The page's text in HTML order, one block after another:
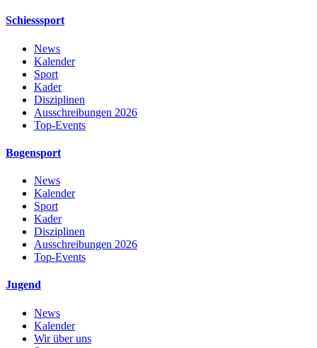
Schiesssport
News
Kalender
Sport
Kader
Disziplinen
Ausschreibungen 2026
Top-Events
Bogensport
News
Kalender
Sport
Kader
Disziplinen
Ausschreibungen 2026
Top-Events
Jugend
News
Kalender
Wir über uns